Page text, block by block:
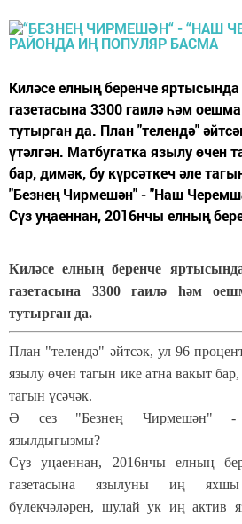
Киләсе елның беренче
газетасына 3300 гаилә һәм
тутырган да. План "телендә"
үтәлгән. Матбугатка язылу өчен
бар, димәк, бу күрсәткеч әле
"Безнең Чирмешән" - "Наш
Сүз уңаеннан, 2016нчы елның
Киләсе елның беренче
газетасына 3300 гаилә һәм
тутырган да.
План "телендә" әйтсәк, ул 96
язылу өчен тагын ике атна вакыт
тагын үсәчәк.
Ә сез "Безнең Чирмешән" -
язылдыгызмы?
Сүз уңаеннан, 2016нчы елның
газетасына язылуны иң
бүлекчәләрен, шулай ук иң актив